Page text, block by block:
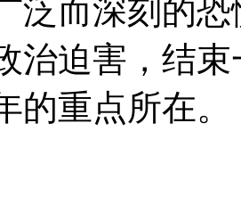
泛而深刻的
治迫害，结
的重点所在。